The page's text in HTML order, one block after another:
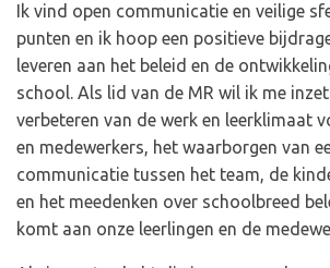
Ik vind open communicatie en veilige
punten en ik hoop een positieve
leveren aan het beleid en de
school. Als lid van de MR wil ik me
verbeteren van de werk en leerklimaat
en medewerkers, het waarborgen van
communicatie tussen het team, de
en het meedenken over schoolbreed
komt aan onze leerlingen en de